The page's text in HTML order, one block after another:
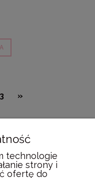
3 »
technologie
strony i
ofertę do